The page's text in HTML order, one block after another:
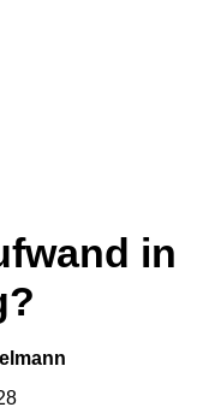
in